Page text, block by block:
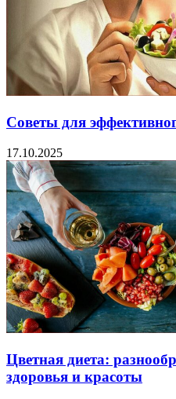
Советы для
17.10.2025
Цветная диета:
здоровья и красоты